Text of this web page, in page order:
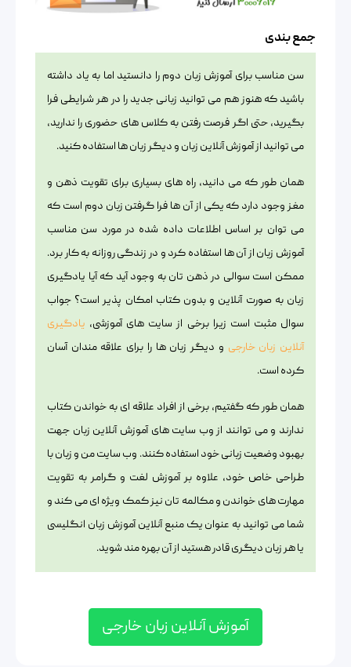
جمع بندی
سن مناسب برای آموزش زبان دوم را دانستید اما به یاد داشته
باشید که هنوز هم می توانید زبانی جدید را در هر شرایطی فرا
بگیرید، حتی اگر فرصت رفتن به کلاس های حضوری را ندارید،
می توانید از آموزش آنلاین زبان و دیگر زبان ها استفاده کنید.
همان طور که می دانید، راه های بسیاری برای تقویت ذهن و
مغز وجود دارد که یکی از آن ها فرا گرفتن زبان دوم است که
می توان بر اساس اطلاعات داده شده در مورد سن مناسب
آموزش زبان از آن ها استفاده کرد و در زندگی روزانه به کار برد.
ممکن است سوالی در ذهن تان به وجود آید که آیا یادگیری
زبان به صورت آنلاین و بدون کتاب امکان پذیر است؟ جواب
سوال مثبت است زیرا برخی از سایت های آموزشی، یادگیری
آنلاین زبان خارجی و دیگر زبان ها را برای علاقه مندان آسان
کرده است.
همان طور که گفتیم، برخی از افراد علاقه ای به خواندن کتاب
ندارند و می توانند از وب سایت های آموزش آنلاین زبان جهت
بهبود وضعیت زبانی خود استفاده کنند. وب سایت من و زبان با
طراحی خاص خود، علاوه بر آموزش لغت و گرامر به تقویت
مهارت های خواندن و مکالمه تان نیز کمک ویژه ای می کند و
شما می توانید به عنوان یک منبع آنلاین آموزش زبان انگلیسی
یا هر زبان دیگری قادر هستید از آن بهره مند شوید.
آموزش آنلاین زبان خارجی